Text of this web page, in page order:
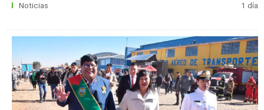
Noticias 1 día